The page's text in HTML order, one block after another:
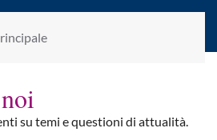
da Romano Luperini
su temi e questioni di attualità.